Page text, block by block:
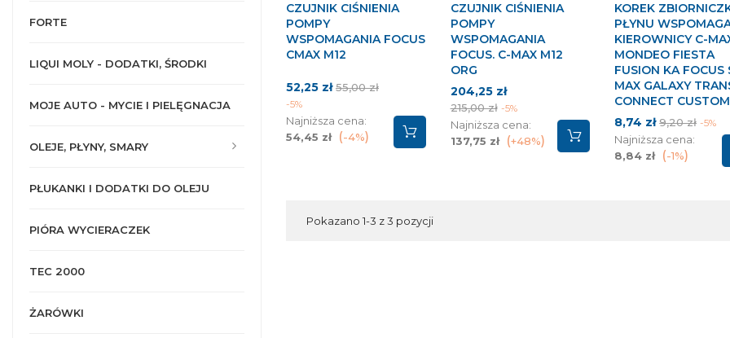
FORTE
LIQUI MOLY - DODATKI, ŚRODKI
MOJE AUTO - MYCIE I PIELĘGNACJA
OLEJE, PŁYNY, SMARY
PŁUKANKI I DODATKI DO OLEJU
PIÓRA WYCIERACZEK
TEC 2000
ŻARÓWKI
CZUJNIK CIŚNIENIA
POMPY
WSPOMAGANIA FOCUS
CMAX M12
Cena
52,25 zł Cena
55,00 zł
-5%
Najniższa cena:
54,45 zł
-4%
CZUJNIK CIŚNIENIA
POMPY
WSPOMAGANIA
FOCUS. C-MAX M12
ORG
Cena
204,25 złCena
podstawowa
215,00 zł -5%
Najniższa cena:
137,75 zł
+48%
KOREK
PŁYNU
KIEROWNICY C-
MONDEO FIESTA
FUSION KA FOCUS
MAX GALAXY
CONNECT CUSTOM
Cena
8,74 zł Cena
9,20 zł -5%
Najniższa cena:
8,84 zł
-1%
Pokazano 1-3 z 3 pozycji